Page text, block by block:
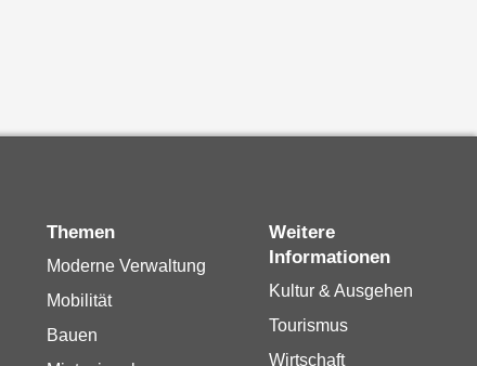
Themen
Moderne Verwaltung
Mobilität
Bauen
Weitere
Informationen
Kultur & Ausgehen
Tourismus
Wirtschaft